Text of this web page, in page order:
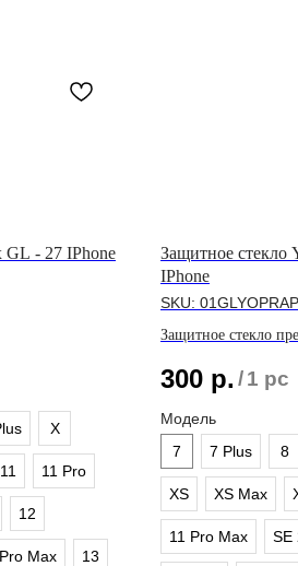
GL - 27 IPhone
X
11 11 Pro
12
Max 13
Защитное стекло
IPhone
SKU:
Защитное стекло
300 р. /1 pc
Модель
7
7 Plus 8
XS XS Max
11 Pro Max SE